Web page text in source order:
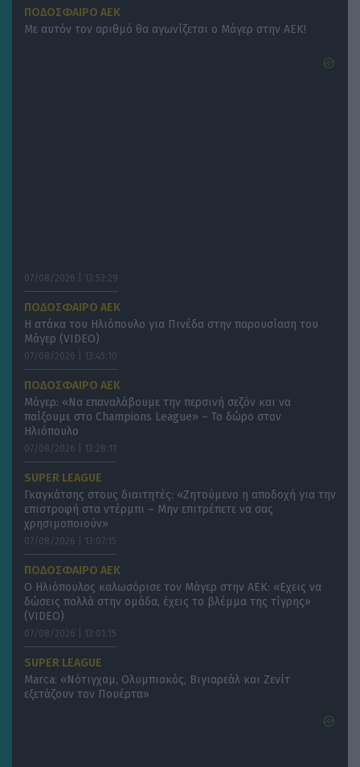
ΠΟΔΟΣΦΑΙΡΟ ΑΕΚ
Με αυτόν τον αριθμό θα αγωνίζεται ο Μάγερ στην ΑΕΚ!
07/08/2026 | 13:52:29
ΠΟΔΟΣΦΑΙΡΟ ΑΕΚ
Η ατάκα του Ηλιόπουλο για Πινέδα στην παρουσίαση του
Μάγερ (VIDEO)
07/08/2026 | 13:45:10
ΠΟΔΟΣΦΑΙΡΟ ΑΕΚ
Μάγερ: «Να επαναλάβουμε την περσινή σεζόν και να
παίξουμε στο Champions League» – Το δώρο στον
Ηλιόπουλο
07/08/2026 | 13:28:11
SUPER LEAGUE
Γκαγκάτσης στους διαιτητές: «Zητούμενο η αποδοχή για την
επιστροφή στα ντέρμπι – Μην επιτρέπετε να σας
χρησιμοποιούν»
07/08/2026 | 13:07:15
ΠΟΔΟΣΦΑΙΡΟ ΑΕΚ
Ο Ηλιόπουλος καλωσόρισε τον Μάγερ στην ΑΕΚ: «Εχεις να
δώσεις πολλά στην ομάδα, έχεις το βλέμμα της τίγρης»
(VIDEO)
07/08/2026 | 13:01:15
SUPER LEAGUE
Marca: «Νότιγχαμ, Ολυμπιακός, Βιγιαρεάλ και Ζενίτ
εξετάζουν τον Πουέρτα»